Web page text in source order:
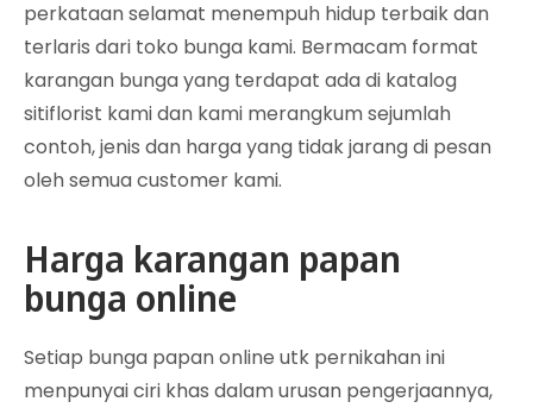
perkataan selamat menempuh hidup terbaik dan
terlaris dari toko bunga kami. Bermacam format
karangan bunga yang terdapat ada di katalog
sitiflorist kami dan kami merangkum sejumlah
contoh, jenis dan harga yang tidak jarang di pesan
oleh semua customer kami.
Harga karangan papan
bunga online
Setiap bunga papan online utk pernikahan ini
menpunyai ciri khas dalam urusan pengerjaannya,